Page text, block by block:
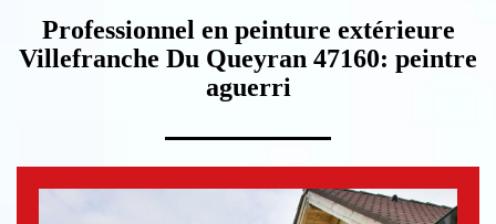
Professionnel en peinture extérieure
Villefranche Du Queyran 47160: peintre
aguerri